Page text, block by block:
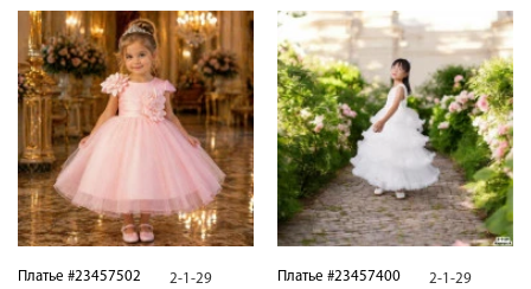
Платье #23457502 2-1-29 Платье #23457400 2-1-29